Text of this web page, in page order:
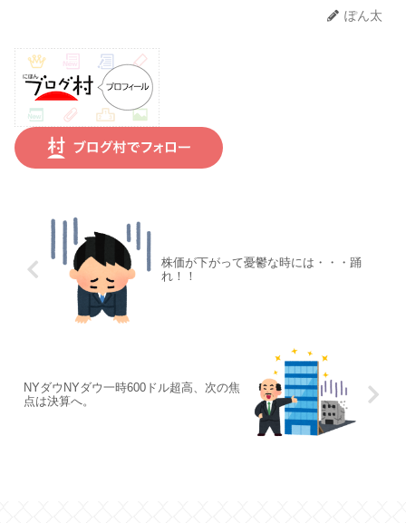
ぽん太
株価が下がって憂鬱な時には・・・踊
れ！！
NYダウNYダウ一時600ドル超高、次の焦
点は決算へ。